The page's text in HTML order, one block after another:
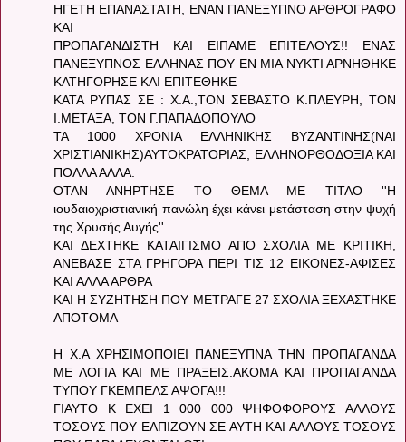
ΗΓΕΤΗ ΕΠΑΝΑΣΤΑΤΗ, ΕΝΑΝ ΠΑΝΕΞΥΠΝΟ ΑΡΘΡΟΓΡΑΦΟ
ΚΑΙ
ΠΡΟΠΑΓΑΝΔΙΣΤΗ ΚΑΙ ΕΙΠΑΜΕ ΕΠΙΤΕΛΟΥΣ!! ΕΝΑΣ
ΠΑΝΕΞΥΠΝΟΣ ΕΛΛΗΝΑΣ ΠΟΥ ΕΝ ΜΙΑ ΝΥΚΤΙ ΑΡΝΗΘΗΚΕ
ΚΑΤΗΓΟΡΗΣΕ ΚΑΙ ΕΠΙΤΕΘΗΚΕ
ΚΑΤΑ ΡΥΠΑΣ ΣΕ : Χ.Α.,ΤΟΝ ΣΕΒΑΣΤΟ Κ.ΠΛΕΥΡΗ, ΤΟΝ
Ι.ΜΕΤΑΞΑ, ΤΟΝ Γ.ΠΑΠΑΔΟΠΟΥΛΟ
ΤΑ 1000 ΧΡΟΝΙΑ ΕΛΛΗΝΙΚΗΣ ΒΥΖΑΝΤΙΝΗΣ(ΝΑΙ
ΧΡΙΣΤΙΑΝΙΚΗΣ)ΑΥΤΟΚΡΑΤΟΡΙΑΣ, ΕΛΛΗΝΟΡΘΟΔΟΞΙΑ ΚΑΙ
ΠΟΛΛΑ ΑΛΛΑ.
ΟΤΑΝ ΑΝΗΡΤΗΣΕ ΤΟ ΘΕΜΑ ΜΕ ΤΙΤΛΟ ''Η
ιουδαιοχριστιανική πανώλη έχει κάνει μετάσταση στην ψυχή
της Χρυσής Αυγής''
ΚΑΙ ΔΕΧΤΗΚΕ ΚΑΤΑΙΓΙΣΜΟ ΑΠΟ ΣΧΟΛΙΑ ΜΕ ΚΡΙΤΙΚΗ,
ΑΝΕΒΑΣΕ ΣΤΑ ΓΡΗΓΟΡΑ ΠΕΡΙ ΤΙΣ 12 ΕΙΚΟΝΕΣ-ΑΦΙΣΕΣ
ΚΑΙ ΑΛΛΑ ΑΡΘΡΑ
ΚΑΙ Η ΣΥΖΗΤΗΣΗ ΠΟΥ ΜΕΤΡΑΓΕ 27 ΣΧΟΛΙΑ ΞΕΧΑΣΤΗΚΕ
ΑΠΟΤΟΜΑ
Η Χ.Α ΧΡΗΣΙΜΟΠΟΙΕΙ ΠΑΝΕΞΥΠΝΑ ΤΗΝ ΠΡΟΠΑΓΑΝΔΑ
ΜΕ ΛΟΓΙΑ ΚΑΙ ΜΕ ΠΡΑΞΕΙΣ.ΑΚΟΜΑ ΚΑΙ ΠΡΟΠΑΓΑΝΔΑ
ΤΥΠΟΥ ΓΚΕΜΠΕΛΣ ΑΨΟΓΑ!!!
ΓΙΑΥΤΟ Κ ΕΧΕΙ 1 000 000 ΨΗΦΟΦΟΡΟΥΣ ΑΛΛΟΥΣ
ΤΟΣΟΥΣ ΠΟΥ ΕΛΠΙΖΟΥΝ ΣΕ ΑΥΤΗ ΚΑΙ ΑΛΛΟΥΣ ΤΟΣΟΥΣ